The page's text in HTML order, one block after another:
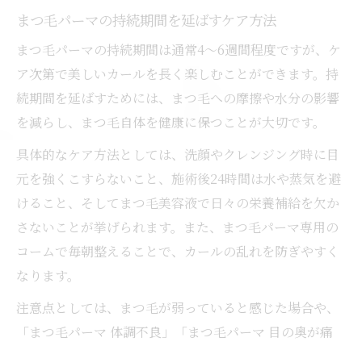
まつ毛パーマの持続期間を延ばすケア方法
まつ毛パーマの持続期間は通常4～6週間程度ですが、ケ
ア次第で美しいカールを長く楽しむことができます。持
続期間を延ばすためには、まつ毛への摩擦や水分の影響
を減らし、まつ毛自体を健康に保つことが大切です。
具体的なケア方法としては、洗顔やクレンジング時に目
元を強くこすらないこと、施術後24時間は水や蒸気を避
けること、そしてまつ毛美容液で日々の栄養補給を欠か
さないことが挙げられます。また、まつ毛パーマ専用の
コームで毎朝整えることで、カールの乱れを防ぎやすく
なります。
注意点としては、まつ毛が弱っていると感じた場合や、
「まつ毛パーマ 体調不良」「まつ毛パーマ 目の奥が痛